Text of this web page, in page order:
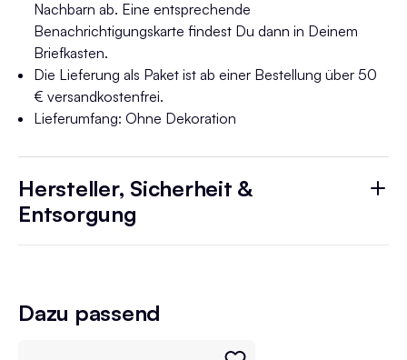
Nachbarn ab. Eine entsprechende
Benachrichtigungskarte findest Du dann in Deinem
Briefkasten.
Die Lieferung als Paket ist ab einer Bestellung über 50
€ versandkostenfrei.
Lieferumfang: Ohne Dekoration
Hersteller, Sicherheit &
Entsorgung
Dazu passend